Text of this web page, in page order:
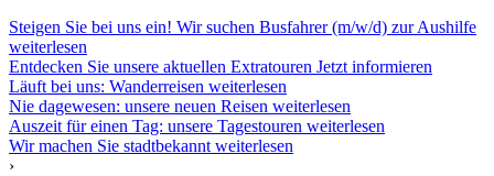
Steigen Sie bei uns ein! Wir suchen Busfahrer (m/w/d) zur Aushilfe
weiterlesen
Entdecken Sie unsere aktuellen Extratouren Jetzt informieren
Läuft bei uns: Wanderreisen weiterlesen
Nie dagewesen: unsere neuen Reisen weiterlesen
Auszeit für einen Tag: unsere Tagestouren weiterlesen
Wir machen Sie stadtbekannt weiterlesen
›